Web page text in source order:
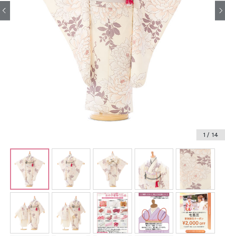
七五三レンタル
訪問着・付下げレンタル
ジュニア着物レンタル
ジュニア洋装レンタル
ベビー洋装レンタル
紋付袴レンタル
1 / 14